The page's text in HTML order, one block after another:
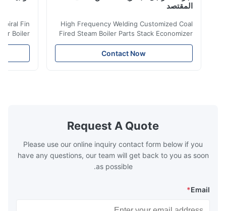
المقتصد
High Frequency Welding Customized Coal
Fired Steam Boiler Parts Stack Economizer
Coil Boiler economizer Boiler Economizer is
the energy improving device that helps to
reduce the cost of operation by saving the
boilers is generally in the temperature
range of 200°C – 250°C, so there
Contact Now
Spiral Fin
Boiler
is the
saving the
Request A Quote
Please use our online inquiry contact form below if you
have any questions, our team will get back to you as soon
as possible.
Email
*